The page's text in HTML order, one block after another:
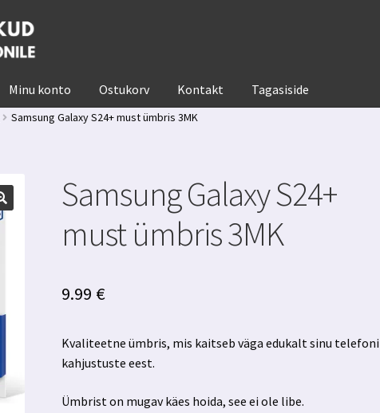
Minu konto Ostukorv Kontakt Tagasiside
Samsung Galaxy S24+ must ümbris 3MK
Samsung Galaxy S24+
must ümbris 3MK
9.99 €
Kvaliteetne ümbris, mis kaitseb väga edukalt sinu telefoni
kahjustuste eest.
Ümbrist on mugav käes hoida, see ei ole libe.